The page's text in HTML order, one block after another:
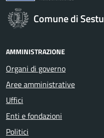
Comune di Sestu
AMMINISTRAZIONE
Organi di governo
Aree amministrative
Uffici
Enti e fondazioni
Politici